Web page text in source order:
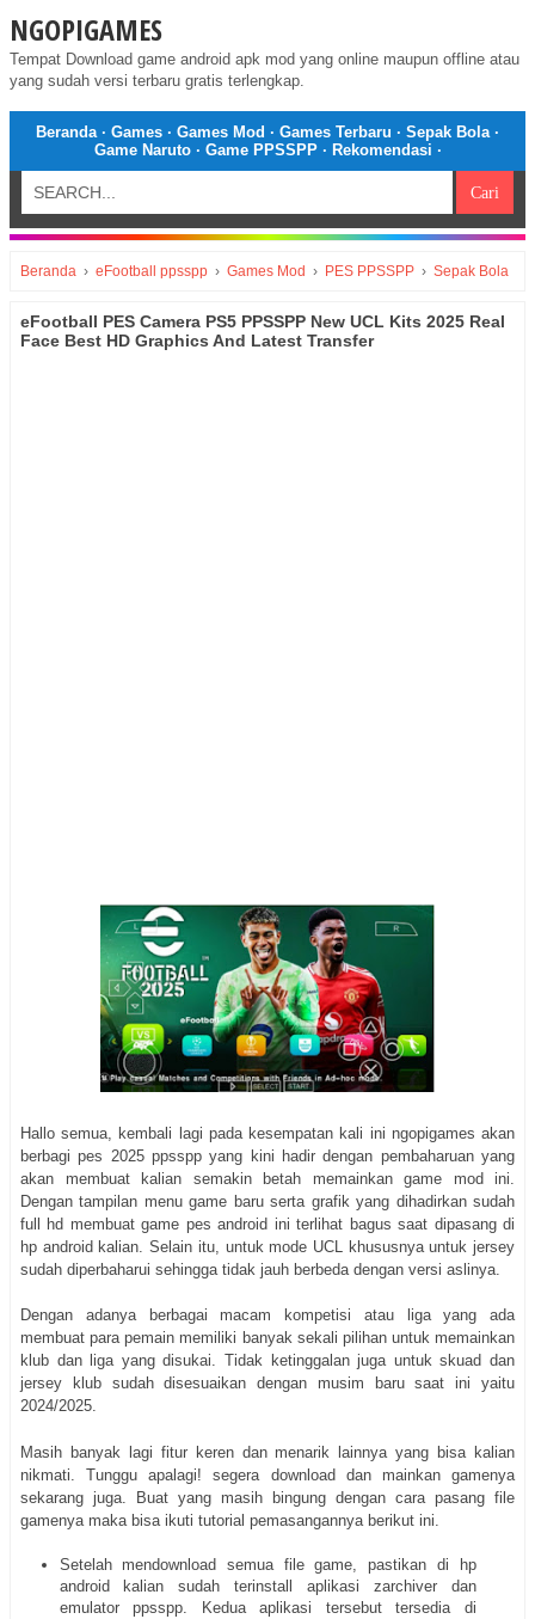
NGOPIGAMES
Tempat Download game android apk mod yang online maupun offline atau
yang sudah versi terbaru gratis terlengkap.
Beranda· Games · Games Mod · Games Terbaru · Sepak Bola·
Game Naruto· Game PPSSPP· Rekomendasi ·
Beranda › eFootball ppsspp › Games Mod › PES PPSSPP › Sepak Bola
eFootball PES Camera PS5 PPSSPP New UCL Kits 2025 Real
Face Best HD Graphics And Latest Transfer
Hallo semua, kembali lagi pada kesempatan kali ini ngopigames akan
berbagi pes 2025 ppsspp yang kini hadir dengan pembaharuan yang
akan membuat kalian semakin betah memainkan game mod ini.
Dengan tampilan menu game baru serta grafik yang dihadirkan sudah
full hd membuat game pes android ini terlihat bagus saat dipasang di
hp android kalian. Selain itu, untuk mode UCL khususnya untuk jersey
sudah diperbaharui sehingga tidak jauh berbeda dengan versi aslinya.
Dengan adanya berbagai macam kompetisi atau liga yang ada
membuat para pemain memiliki banyak sekali pilihan untuk memainkan
klub dan liga yang disukai. Tidak ketinggalan juga untuk skuad dan
jersey klub sudah disesuaikan dengan musim baru saat ini yaitu
2024/2025.
Masih banyak lagi fitur keren dan menarik lainnya yang bisa kalian
nikmati. Tunggu apalagi! segera download dan mainkan gamenya
sekarang juga. Buat yang masih bingung dengan cara pasang file
gamenya maka bisa ikuti tutorial pemasangannya berikut ini.
Setelah mendownload semua file game, pastikan di hp
android kalian sudah terinstall aplikasi zarchiver dan
emulator ppsspp. Kedua aplikasi tersebut tersedia di